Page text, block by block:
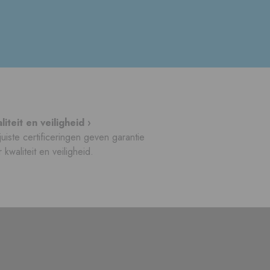
en veiligheid ›
certificeringen geven garantie
kwaliteit en veiligheid.